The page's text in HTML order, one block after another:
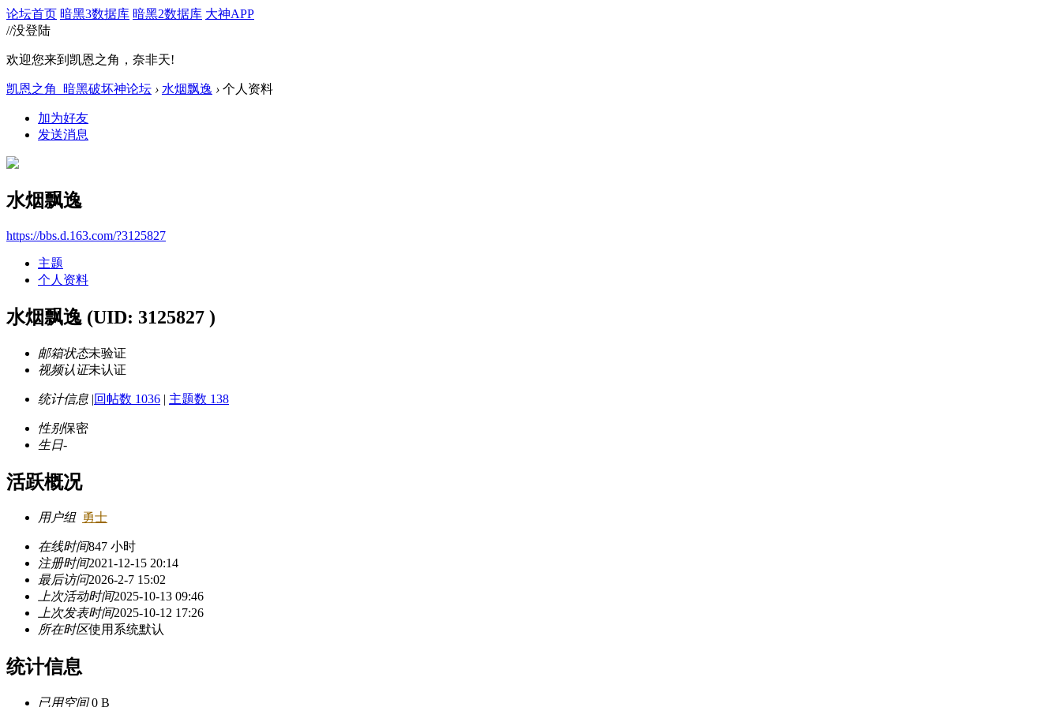
论坛首页 暗黑3数据库 暗黑2数据库 大神APP
//没登陆
欢迎您来到凯恩之角，奈非天!
凯恩之角_暗黑破坏神论坛 › 水烟飘逸 › 个人资料
加为好友
发送消息
水烟飘逸
https://bbs.d.163.com/?3125827
主题
个人资料
水烟飘逸 (UID: 3125827 )
邮箱状态未验证
视频认证未认证
统计信息 |回帖数 1036 | 主题数 138
性别保密
生日-
活跃概况
用户组 勇士
在线时间847 小时
注册时间2021-12-15 20:14
最后访问2026-2-7 15:02
上次活动时间2025-10-13 09:46
上次发表时间2025-10-12 17:26
所在时区使用系统默认
统计信息
已用空间0 B